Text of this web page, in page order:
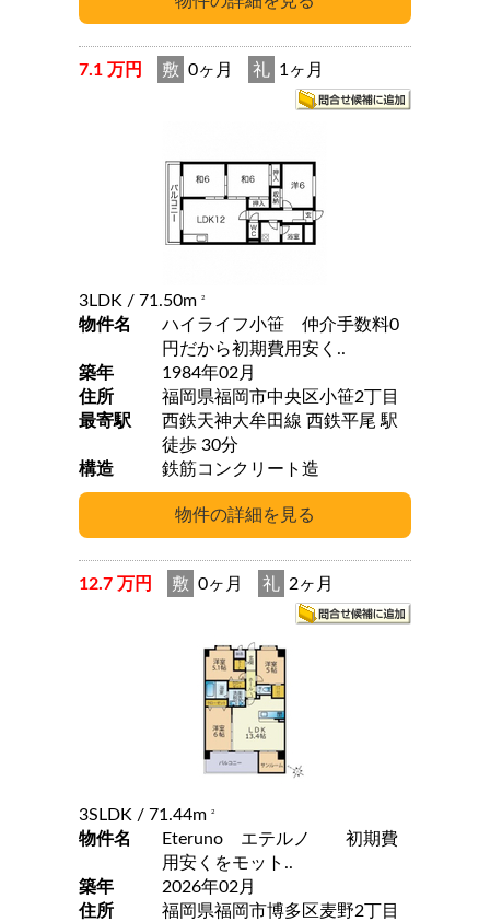
7.1 万円 敷 0ヶ月 礼 1ヶ月
3LDK / 71.50m 2
物件名
ハイライフ小笹 仲介手数料0
円だから初期費用安く..
築年
1984年02月
住所
福岡県福岡市中央区小笹2丁目
最寄駅
西鉄天神大牟田線 西鉄平尾 駅
徒歩 30分
構造
鉄筋コンクリート造
12.7 万円 敷 0ヶ月 礼 2ヶ月
3SLDK / 71.44m 2
物件名
Eteruno エテルノ 初期費
用安くをモット..
築年
2026年02月
住所
福岡県福岡市博多区麦野2丁目